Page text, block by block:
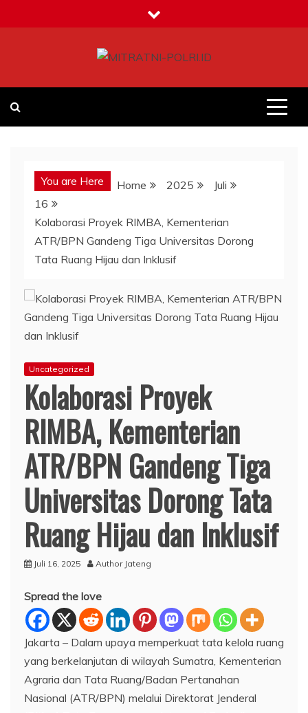
to
You are Here Home 2025
Juli
16
Kolaborasi Proyek RIMBA, Kementerian
ATR/BPN Gandeng Tiga Universitas Dorong
Tata Ruang Hijau dan Inklusif
Uncategorized
Kolaborasi Proyek
RIMBA, Kementerian
ATR/BPN Gandeng Tiga
Universitas Dorong Tata
Ruang Hijau dan Inklusif
Juli 16, 2025 Author Jateng
Spread the love
Jakarta – Dalam upaya memperkuat tata kelola ruang
yang berkelanjutan di wilayah Sumatra, Kementerian
Agraria dan Tata Ruang/Badan Pertanahan
Nasional (ATR/BPN) melalui Direktorat Jenderal